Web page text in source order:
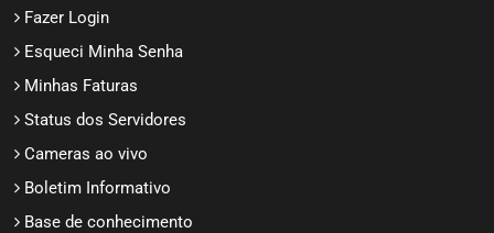
Fazer Login
Esqueci Minha Senha
Minhas Faturas
Status dos Servidores
Cameras ao vivo
Boletim Informativo
Base de conhecimento